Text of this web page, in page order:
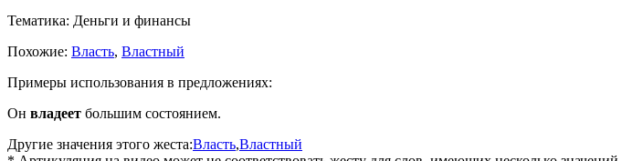
Тематика: Деньги и финансы
Похожие: Власть, Властный
Примеры использования в предложениях:
Он владеет большим состоянием.
Другие значения этого жеста:Власть,Властный